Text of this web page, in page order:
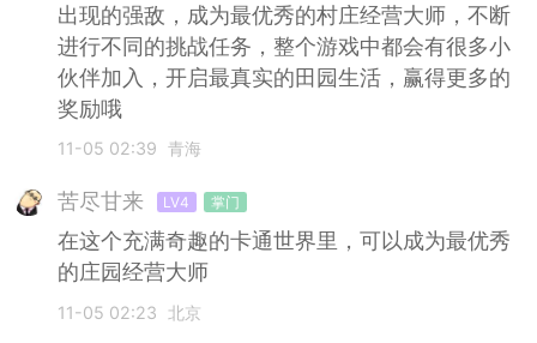
出现的强敌，成为最优秀的村庄经营大师，不断
进行不同的挑战任务，整个游戏中都会有很多小
伙伴加入，开启最真实的田园生活，赢得更多的
奖励哦
11-05 02:39 青海
苦尽甘来 LV4 掌门
在这个充满奇趣的卡通世界里，可以成为最优秀
的庄园经营大师
11-05 02:23 北京